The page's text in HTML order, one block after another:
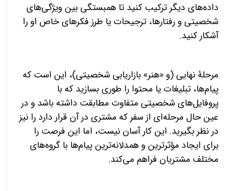
دادههای دیگر ترکیب کنید تا همبستگی بین ویژگیهای
شخصیتی و رفتارها، ترجیحات یا طرز فکرهای خاص او را
آشکار کنید.
مرحلۀ نهایی (و «هنر» بازاریابی شخصیتی)، این است که
پیامها، تبلیغات یا محتوا را طوری بسازید که با
پروفایلهای شخصیتی متفاوت مطابقت داشته باشد و در
عین حال مرحلهای از سفر كه مشتری در آن قرار دارد را نیز
در نظر بگیرید. این كار آسان نیست، اما این فرصت را
برای ایجاد مؤثرترین و همدلانهترین پیامها با گروههای
مختلف مشتریان فراهم میکند.